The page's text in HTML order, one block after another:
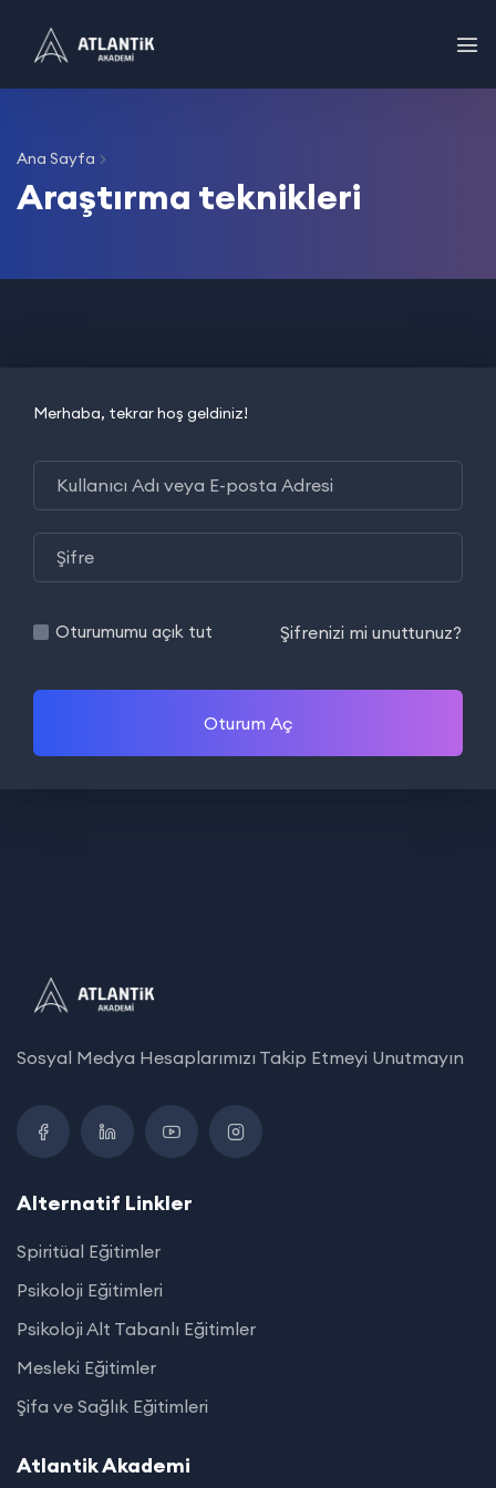
Ana Sayfa
Araştırma teknikleri
Merhaba, tekrar hoş geldiniz!
Oturumumu açık tut Şifrenizi mi unuttunuz?
Oturum Aç
Sosyal Medya Hesaplarımızı Takip Etmeyi Unutmayın
Alternatif Linkler
Spiritüal Eğitimler
Psikoloji Eğitimleri
Psikoloji Alt Tabanlı Eğitimler
Mesleki Eğitimler
Şifa ve Sağlık Eğitimleri
Atlantik Akademi